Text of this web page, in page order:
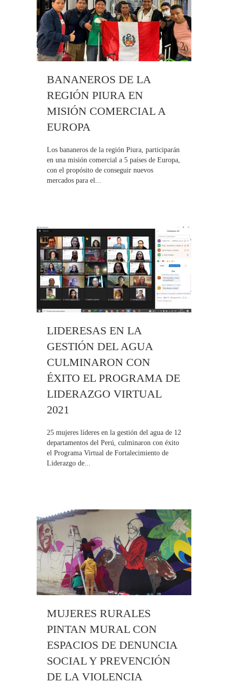
BANANEROS DE LA
REGIÓN PIURA EN
MISIÓN COMERCIAL A
EUROPA
Los bananeros de la región Piura, participarán
en una misión comercial a 5 países de Europa,
con el propósito de conseguir nuevos
mercados para el...
LIDERESAS EN LA
GESTIÓN DEL AGUA
CULMINARON CON
ÉXITO EL PROGRAMA DE
LIDERAZGO VIRTUAL
2021
25 mujeres líderes en la gestión del agua de 12
departamentos del Perú, culminaron con éxito
el Programa Virtual de Fortalecimiento de
Liderazgo de...
MUJERES RURALES
PINTAN MURAL CON
ESPACIOS DE DENUNCIA
SOCIAL Y PREVENCIÓN
DE LA VIOLENCIA